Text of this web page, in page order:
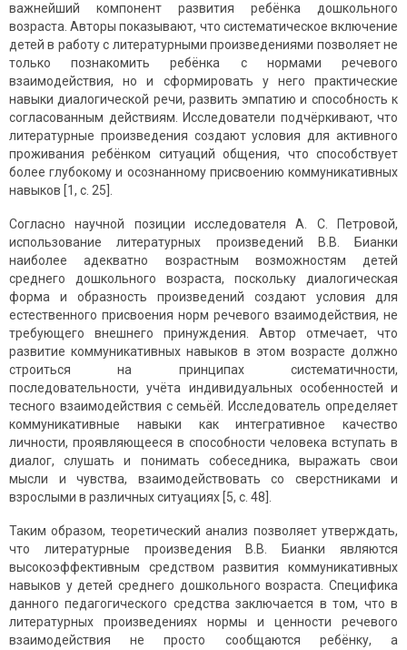
важнейший компонент развития ребёнка дошкольного
возраста. Авторы показывают, что систематическое включение
детей в работу с литературными произведениями позволяет не
только познакомить ребёнка с нормами речевого
взаимодействия, но и сформировать у него практические
навыки диалогической речи, развить эмпатию и способность к
согласованным действиям. Исследователи подчёркивают, что
литературные произведения создают условия для активного
проживания ребёнком ситуаций общения, что способствует
более глубокому и осознанному присвоению коммуникативных
навыков [1, с. 25].
Согласно научной позиции исследователя А. С. Петровой,
использование литературных произведений В.В. Бианки
наиболее адекватно возрастным возможностям детей
среднего дошкольного возраста, поскольку диалогическая
форма и образность произведений создают условия для
естественного присвоения норм речевого взаимодействия, не
требующего внешнего принуждения. Автор отмечает, что
развитие коммуникативных навыков в этом возрасте должно
строиться на принципах систематичности,
последовательности, учёта индивидуальных особенностей и
тесного взаимодействия с семьёй. Исследователь определяет
коммуникативные навыки как интегративное качество
личности, проявляющееся в способности человека вступать в
диалог, слушать и понимать собеседника, выражать свои
мысли и чувства, взаимодействовать со сверстниками и
взрослыми в различных ситуациях [5, с. 48].
Таким образом, теоретический анализ позволяет утверждать,
что литературные произведения В.В. Бианки являются
высокоэффективным средством развития коммуникативных
навыков у детей среднего дошкольного возраста. Специфика
данного педагогического средства заключается в том, что в
литературных произведениях нормы и ценности речевого
взаимодействия не просто сообщаются ребёнку, а